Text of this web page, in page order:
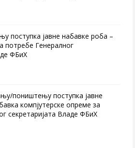
поступка јавне набавке роба –
потребе Генералног
ФБиХ
поништењу поступка јавне
компјутерске опреме за
секретаријата Владе ФБиХ